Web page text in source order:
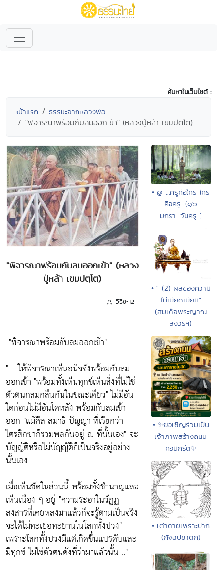
ค้นหาในเว็บไซต์ :
หน้าแรก ธรรมะจากหลวงพ่อ
"พิจารณาพร้อมกับลมออกเข้า" (หลวงปู่หล้า เขมปตฺโต)
"พิจารณาพร้อมกับลมออกเข้า" (หลวง
ปู่หล้า เขมปตฺโต)
วิริยะ12
.
"พิจารณาพร้อมกับลมออกเข้า"
" .. ให้พิจารณาเห็นอนิจจังพร้อมกับลม
ออกเข้า "พร้อมทั้งเห็นทุกข์เห็นสิ่งที่ไม่ใช่
ตัวตนกลมกลืนกันในขณะเดียว"ไม่มีอัน
ใดก่อนไม่มีอันใดหลัง พร้อมกับลมเข้า
ออก "แม้ศีล สมาธิ ปัญญา ที่เรียกว่า
ไตรสิกขาก็รวมพลกันอยู่ ณ ที่นั้นเอง"จะ
บัญญัติหรือไม่บัญญัติก็เป็นจริงอยู่อย่าง
นั้นเอง
เมื่อเห็นชัดในส่วนนี้ พร้อมทั้งชำนาญและ
เห็นเนือง ๆ อยู่ "ความระอาในวัฏฏ
สงสารที่เคยหลงมาแล้วก็จะรู้ตามเป็นจริง
จะได้ไม่ทะเยอทะยานในโลกทั้งปวง"
เพราะโลกทั้งปวงมีแต่เกิดขึ้นแปรดับและ
มีทุกข์ ไม่ใช่ตัวตนดังที่ว่ามาแล้วนั้น .."
• @ ...ครูคือใคร ใคร
คือครู...(๑๖
มกรา...วันครู..)
• " (2) ผลของความ
ไม่เบียดเบียน"
(สมเด็จพระญาณ
สังวรฯ)
• ✨ขอเชิญร่วมเป็น
เจ้าภาพสร้างถนน
คอนกรีต✨
• เต่าตายเพราะปาก
(กัจฉปชาดก)